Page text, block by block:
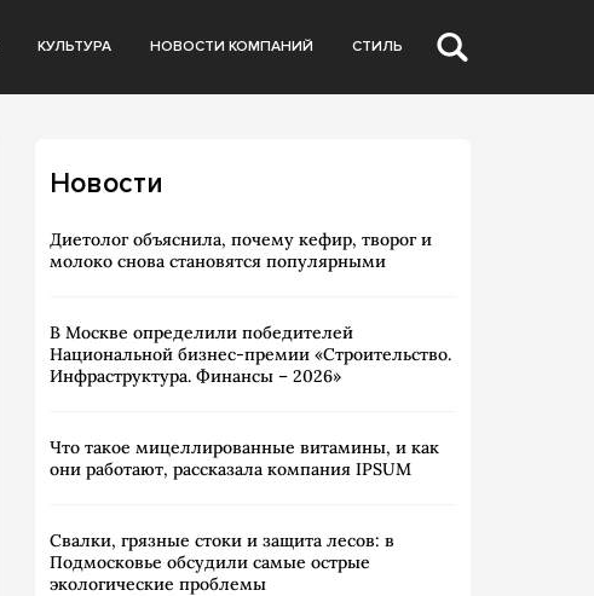
КУЛЬТУРА НОВОСТИ КОМПАНИЙ СТИЛЬ
Новости
Диетолог объяснила, почему кефир, творог и
молоко снова становятся популярными
В Москве определили победителей
Национальной бизнес-премии «Строительство.
Инфраструктура. Финансы – 2026»
Что такое мицеллированные витамины, и как
они работают, рассказала компания IPSUM
Свалки, грязные стоки и защита лесов: в
Подмосковье обсудили самые острые
экологические проблемы